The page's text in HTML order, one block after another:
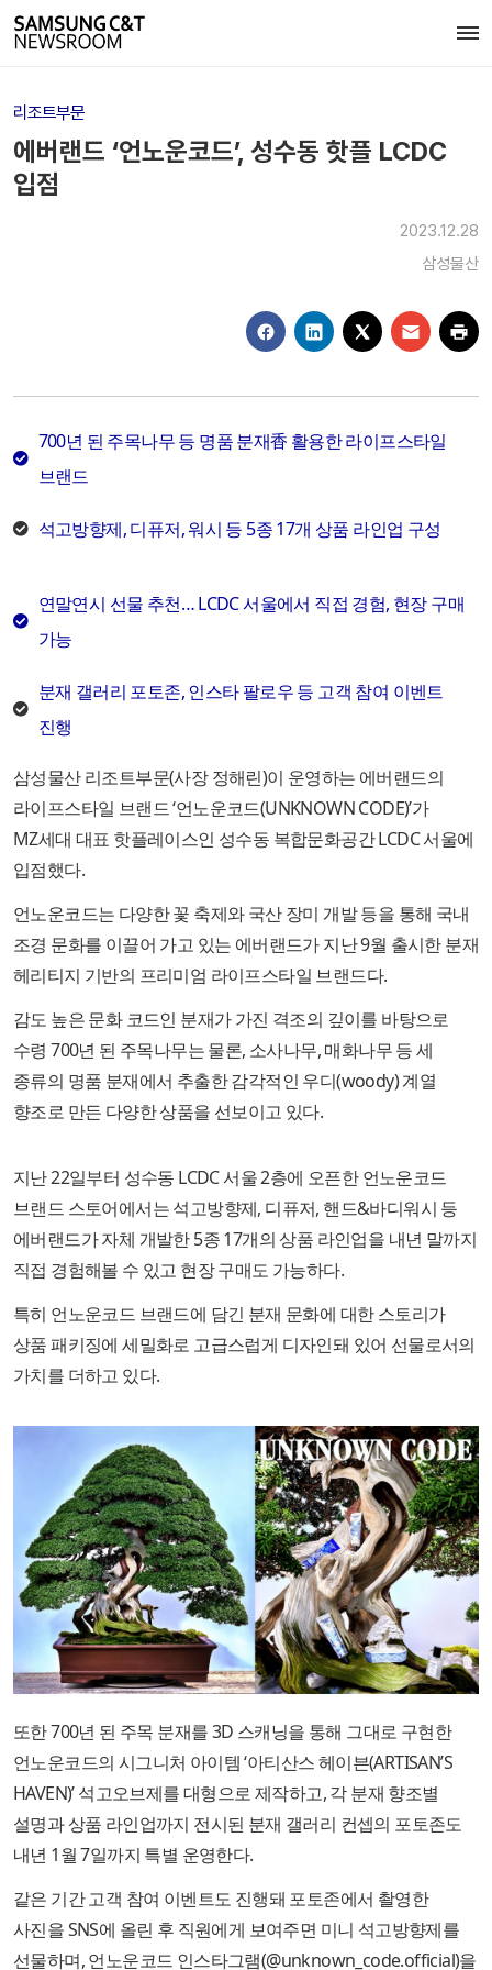
리조트부문
에버랜드 ‘언노운코드’, 성수동 핫플 LCDC
입점
2023.12.28
삼성물산
700년 된 주목나무 등 명품 분재香 활용한 라이프스타일
브랜드
석고방향제, 디퓨저, 워시 등 5종 17개 상품 라인업 구성
연말연시 선물 추천… LCDC 서울에서 직접 경험, 현장 구매
가능
분재 갤러리 포토존, 인스타 팔로우 등 고객 참여 이벤트
진행
삼성물산 리조트부문(사장 정해린)이 운영하는 에버랜드의
라이프스타일 브랜드 ‘언노운코드(UNKNOWN CODE)’가
MZ세대 대표 핫플레이스인 성수동 복합문화공간 LCDC 서울에
입점했다.
언노운코드는 다양한 꽃 축제와 국산 장미 개발 등을 통해 국내
조경 문화를 이끌어 가고 있는 에버랜드가 지난 9월 출시한 분재
헤리티지 기반의 프리미엄 라이프스타일 브랜드다.
감도 높은 문화 코드인 분재가 가진 격조의 깊이를 바탕으로
수령 700년 된 주목나무는 물론, 소사나무, 매화나무 등 세
종류의 명품 분재에서 추출한 감각적인 우디(woody) 계열
향조로 만든 다양한 상품을 선보이고 있다.
지난 22일부터 성수동 LCDC 서울 2층에 오픈한 언노운코드
브랜드 스토어에서는 석고방향제, 디퓨저, 핸드&바디워시 등
에버랜드가 자체 개발한 5종 17개의 상품 라인업을 내년 말까지
직접 경험해볼 수 있고 현장 구매도 가능하다.
특히 언노운코드 브랜드에 담긴 분재 문화에 대한 스토리가
상품 패키징에 세밀화로 고급스럽게 디자인돼 있어 선물로서의
가치를 더하고 있다.
또한 700년 된 주목 분재를 3D 스캐닝을 통해 그대로 구현한
언노운코드의 시그니처 아이템 ‘아티산스 헤이븐(ARTISAN’S
HAVEN)’ 석고오브제를 대형으로 제작하고, 각 분재 향조별
설명과 상품 라인업까지 전시된 분재 갤러리 컨셉의 포토존도
내년 1월 7일까지 특별 운영한다.
같은 기간 고객 참여 이벤트도 진행돼 포토존에서 촬영한
사진을 SNS에 올린 후 직원에게 보여주면 미니 석고방향제를
선물하며, 언노운코드 인스타그램(@unknown_code.official)을